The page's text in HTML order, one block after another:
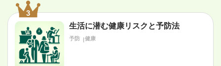
3
生活に潜む健康リスクと予防法
予防 健康